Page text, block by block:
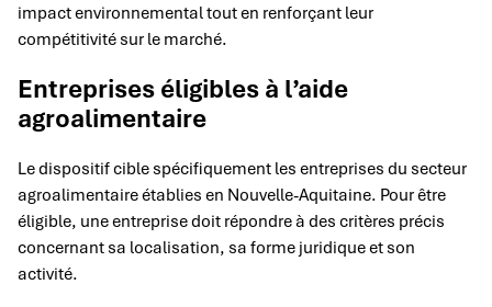
impact environnemental tout en renforçant leur
compétitivité sur le marché.
Entreprises éligibles à l’aide
agroalimentaire
Le dispositif cible spécifiquement les entreprises du secteur
agroalimentaire établies en Nouvelle-Aquitaine. Pour être
éligible, une entreprise doit répondre à des critères précis
concernant sa localisation, sa forme juridique et son
activité.